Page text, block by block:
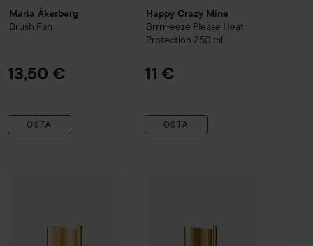
Maria Åkerberg
Brush Fan
13,50 €
OSTA
Happy Crazy Mine
Brrrr-eeze Please Heat
Protection 250 ml
11 €
OSTA